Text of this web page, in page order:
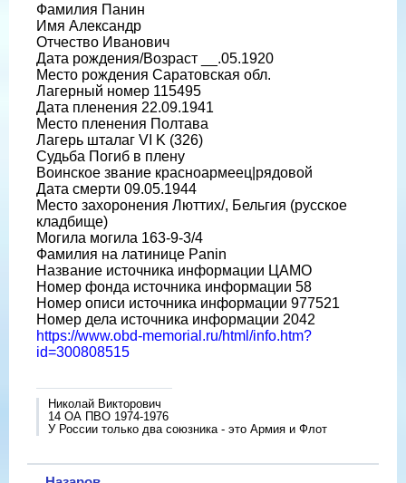
Фамилия Панин
Имя Александр
Отчество Иванович
Дата рождения/Возраст __.05.1920
Место рождения Саратовская обл.
Лагерный номер 115495
Дата пленения 22.09.1941
Место пленения Полтава
Лагерь шталаг VI K (326)
Судьба Погиб в плену
Воинское звание красноармеец|рядовой
Дата смерти 09.05.1944
Место захоронения Люттих/, Бельгия (русское
кладбище)
Могила могила 163-9-3/4
Фамилия на латинице Panin
Название источника информации ЦАМО
Номер фонда источника информации 58
Номер описи источника информации 977521
Номер дела источника информации 2042
https://www.obd-memorial.ru/html/info.htm?
id=300808515
Николай Викторович
14 ОА ПВО 1974-1976
У России только два союзника - это Армия и Флот